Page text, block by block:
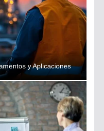
y Aplicaciones